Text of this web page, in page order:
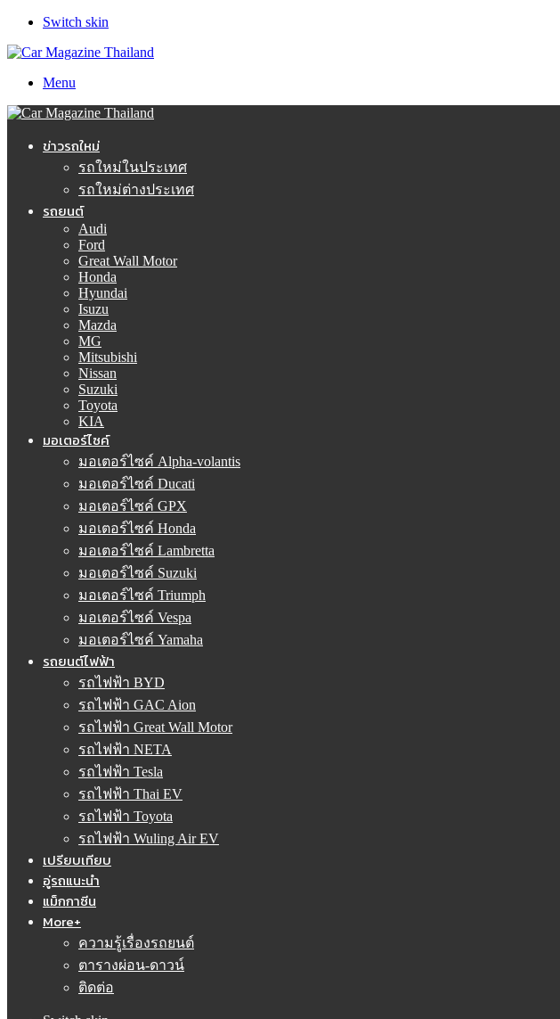
Switch skin
Menu
ข่าวรถใหม่
รถใหม่ในประเทศ
รถใหม่ต่างประเทศ
รถยนต์
Audi
Ford
Great Wall Motor
Honda
Hyundai
Isuzu
Mazda
MG
Mitsubishi
Nissan
Suzuki
Toyota
KIA
มอเตอร์ไซค์
มอเตอร์ไซค์ Alpha-volantis
มอเตอร์ไซค์ Ducati
มอเตอร์ไซค์ GPX
มอเตอร์ไซค์ Honda
มอเตอร์ไซค์ Lambretta
มอเตอร์ไซค์ Suzuki
มอเตอร์ไซค์ Triumph
มอเตอร์ไซค์ Vespa
มอเตอร์ไซค์ Yamaha
รถยนต์ไฟฟ้า
รถไฟฟ้า BYD
รถไฟฟ้า GAC Aion
รถไฟฟ้า Great Wall Motor
รถไฟฟ้า NETA
รถไฟฟ้า Tesla
รถไฟฟ้า Thai EV
รถไฟฟ้า Toyota
รถไฟฟ้า Wuling Air EV
เปรียบเทียบ
อู่รถแนะนำ
แม็กกาซีน
More+
ความรู้เรื่องรถยนต์
ตารางผ่อน-ดาวน์
ติดต่อ